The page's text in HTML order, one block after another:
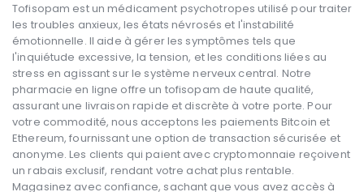
Tofisopam est un médicament psychotropes utilisé pour traiter
les troubles anxieux, les états névrosés et l'instabilité
émotionnelle. Il aide à gérer les symptômes tels que
l'inquiétude excessive, la tension, et les conditions liées au
stress en agissant sur le système nerveux central. Notre
pharmacie en ligne offre un tofisopam de haute qualité,
assurant une livraison rapide et discrète à votre porte. Pour
votre commodité, nous acceptons les paiements Bitcoin et
Ethereum, fournissant une option de transaction sécurisée et
anonyme. Les clients qui paient avec cryptomonnaie reçoivent
un rabais exclusif, rendant votre achat plus rentable.
Magasinez avec confiance, sachant que vous avez accès à